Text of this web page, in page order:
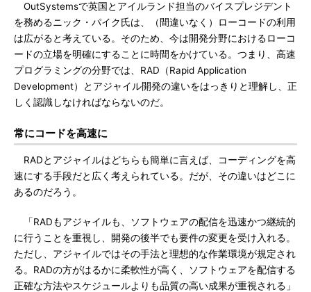
OutSystemsで英国とアイルランド担当のバイスプレジデント
を務めるニック・パイク氏は、（間違いなく）ローコードの利用
は広がると考えている。そのため、今は開発分野におけるローコ
ードの立場を明確にすることに時間をかけている。つまり、高速
プログラミングの分野では、RAD（Rapid Application
Development）とアジャイル開発の違いをはっきりと理解し、正
しく認識しなければならないのだ。
常にコードを高速に
RADとアジャイルはどちらも簡単に言えば、コーディングを高
速にする手段だと広く考えられている。だが、その違いはどこに
あるのだろう。
「RADもアジャイルも、ソフトウェアの配信を迅速かつ継続的
に行うことを重視し、開発の後半でも要件の変更を受け入れる。
ただし、アジャイルではその手法と理想的な作業環境が規定され
る。RADの方がはるかに柔軟性が高く、ソフトウェアを配信する
正確な方法やスケジュールよりも品質の高い成果が重視される」